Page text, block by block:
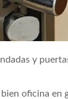
y
oficina en